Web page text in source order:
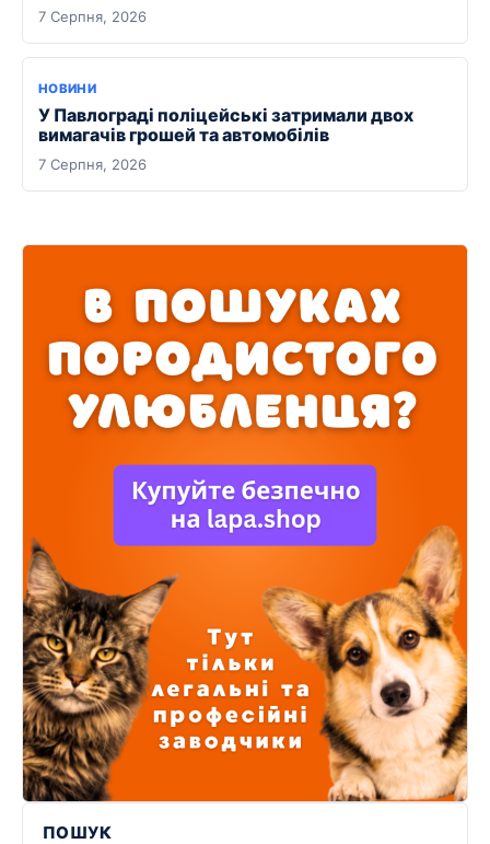
7 Серпня, 2026
НОВИНИ
У Павлограді поліцейські затримали двох
вимагачів грошей та автомобілів
7 Серпня, 2026
ПОШУК